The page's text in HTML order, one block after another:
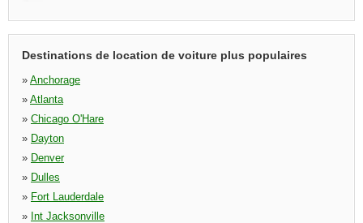
Destinations de location de voiture plus populaires
» Anchorage
» Atlanta
» Chicago O'Hare
» Dayton
» Denver
» Dulles
» Fort Lauderdale
» Int Jacksonville